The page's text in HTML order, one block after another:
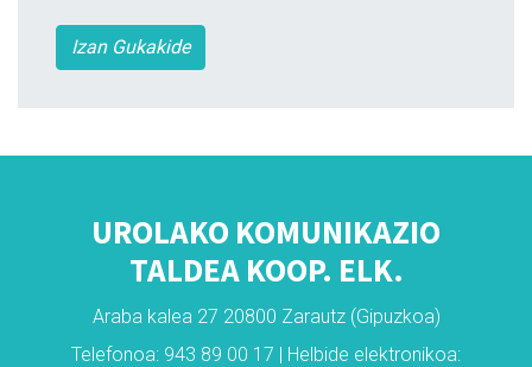
Izan Gukakide
UROLAKO KOMUNIKAZIO
TALDEA KOOP. ELK.
Araba kalea 27 20800 Zarautz (Gipuzkoa)
Telefonoa: 943 89 00 17 | Helbide elektronikoa: